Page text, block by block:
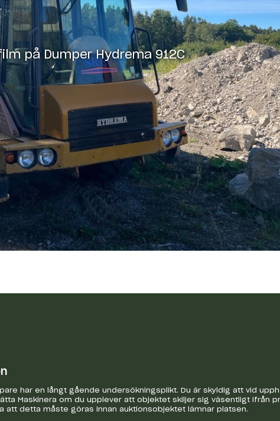
på Dumper Hydrema 912C
har en långt gående undersökningsplikt. Du är skyldig att vid
Maskinera om du upplever att objektet skiljer sig väsentligt ifrån
att detta måste göras innan auktionsobjektet lämnar platsen.